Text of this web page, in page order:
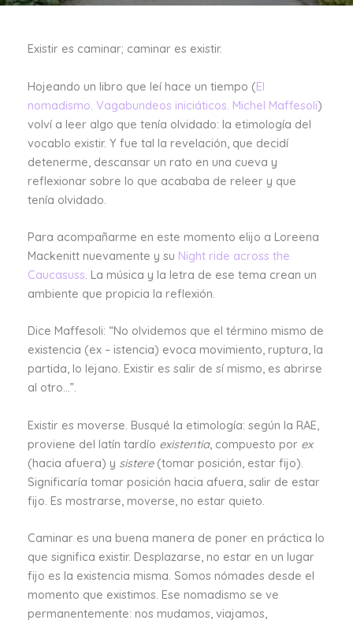
Existir es caminar; caminar es existir.
Hojeando un libro que leí hace un tiempo (El
nomadismo. Vagabundeos iniciáticos. Michel Maffesoli)
volví a leer algo que tenía olvidado: la etimología del
vocablo existir. Y fue tal la revelación, que decidí
detenerme, descansar un rato en una cueva y
reflexionar sobre lo que acababa de releer y que
tenía olvidado.
Para acompañarme en este momento elijo a Loreena
Mackenitt nuevamente y su Night ride across the
Caucasuss. La música y la letra de ese tema crean un
ambiente que propicia la reflexión.
Dice Maffesoli: “No olvidemos que el término mismo de
existencia (ex – istencia) evoca movimiento, ruptura, la
partida, lo lejano. Existir es salir de sí mismo, es abrirse
al otro…”.
Existir es moverse. Busqué la etimología: según la RAE,
proviene del latín tardío existentia, compuesto por ex
(hacia afuera) y sistere(tomar posición, estar fijo).
Significaría tomar posición hacia afuera, salir de estar
fijo. Es mostrarse, moverse, no estar quieto.
Caminar es una buena manera de poner en práctica lo
que significa existir. Desplazarse, no estar en un lugar
fijo es la existencia misma. Somos nómades desde el
momento que existimos. Ese nomadismo se ve
permanentemente: nos mudamos, viajamos,